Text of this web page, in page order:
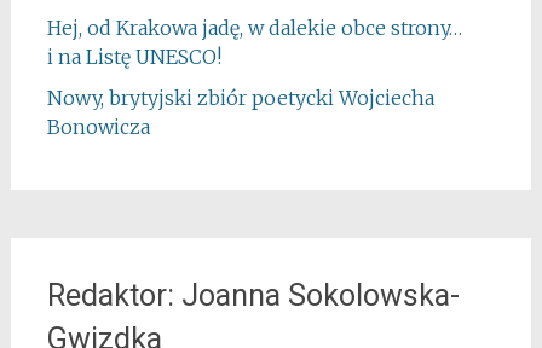
Hej, od Krakowa jadę, w dalekie obce strony…
i na Listę UNESCO!
Nowy, brytyjski zbiór poetycki Wojciecha
Bonowicza
Redaktor: Joanna Sokolowska-
Gwizdka